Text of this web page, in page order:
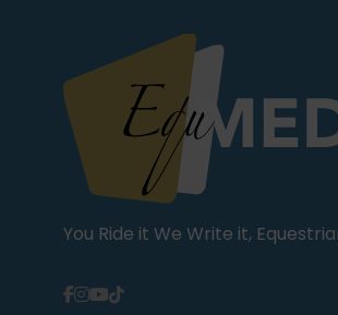
You Ride it We Write it,